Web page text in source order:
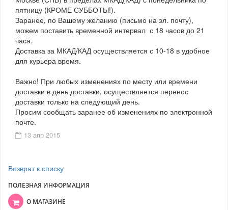
пятницу (КРОМЕ СУББОТЫ!).
Заранее, по Вашему желанию (письмо на эл. почту),
можем поставить временной интервал с 18 часов до 21
часа.
Доставка за МКАД/КАД осуществляется с 10-18 в удобное
для курьера время.
Важно! При любых изменениях по месту или времени
доставки в день доставки, осуществляется перенос
доставки только на следующий день.
Просим сообщать заранее об изменениях по электронной
почте.
13 апр 2015
Возврат к списку
ПОЛЕЗНАЯ ИНФОРМАЦИЯ
О МАГАЗИНЕ